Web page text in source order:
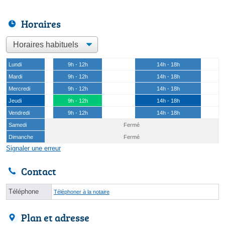
Horaires
Lundi 9h - 12h
14h - 18h
Mardi
9h - 12h
14h - 18h
Mercredi
9h - 12h
14h - 18h
Jeudi
9h - 12h
14h - 18h
Vendredi
9h - 12h
14h - 18h
Samedi
Fermé
Dimanche
Fermé
Signaler une erreur
Contact
Téléphone Téléphoner à la notaire
Plan et adresse